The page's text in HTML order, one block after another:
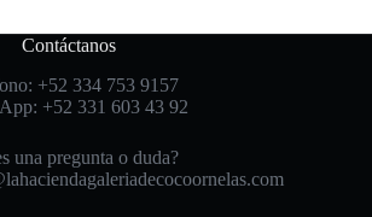
Contáctanos
+52 334 753 9157
+52 331 603 43 92
una pregunta o duda?